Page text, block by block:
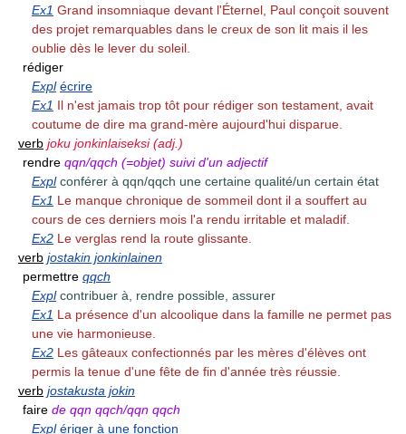
Ex1 Grand insomniaque devant l'Éternel, Paul conçoit souvent
des projet remarquables dans le creux de son lit mais il les
oublie dès le lever du soleil.
rédiger
Expl écrire
Ex1 Il n'est jamais trop tôt pour rédiger son testament, avait
coutume de dire ma grand-mère aujourd'hui disparue.
verb joku jonkinlaiseksi (adj.)
rendre qqn/qqch (=objet) suivi d'un adjectif
Expl conférer à qqn/qqch une certaine qualité/un certain état
Ex1 Le manque chronique de sommeil dont il a souffert au
cours de ces derniers mois l'a rendu irritable et maladif.
Ex2 Le verglas rend la route glissante.
verb jostakin jonkinlainen
permettre qqch
Expl contribuer à, rendre possible, assurer
Ex1 La présence d'un alcoolique dans la famille ne permet pas
une vie harmonieuse.
Ex2 Les gâteaux confectionnés par les mères d'élèves ont
permis la tenue d'une fête de fin d'année très réussie.
verb jostakusta jokin
faire de qqn qqch/qqn qqch
Expl ériger à une fonction